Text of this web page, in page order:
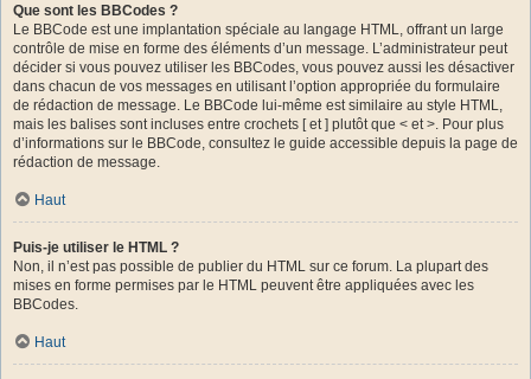
Que sont les BBCodes ?
Le BBCode est une implantation spéciale au langage HTML, offrant un large
contrôle de mise en forme des éléments d’un message. L’administrateur peut
décider si vous pouvez utiliser les BBCodes, vous pouvez aussi les désactiver
dans chacun de vos messages en utilisant l’option appropriée du formulaire
de rédaction de message. Le BBCode lui-même est similaire au style HTML,
mais les balises sont incluses entre crochets [ et ] plutôt que < et >. Pour plus
d’informations sur le BBCode, consultez le guide accessible depuis la page de
rédaction de message.
Haut
Puis-je utiliser le HTML ?
Non, il n’est pas possible de publier du HTML sur ce forum. La plupart des
mises en forme permises par le HTML peuvent être appliquées avec les
BBCodes.
Haut